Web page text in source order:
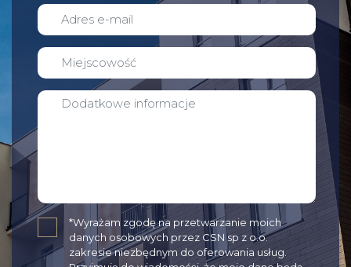
*Wyrażam zgodę na przetwarzanie moich
danych osobowych przez CSN sp z o.o.
zakresie niezbędnym do oferowania usług.